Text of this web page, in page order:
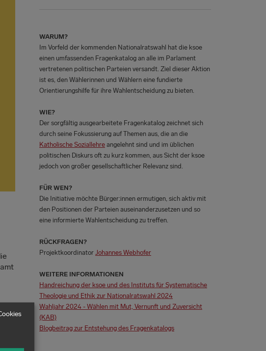
WARUM?
Im Vorfeld der kommenden Nationalratswahl hat die ksoe
einen umfassenden Fragenkatalog an alle im Parlament
vertretenen politischen Parteien versandt. Ziel dieser Aktion
ist es, den Wählerinnen und Wählern eine fundierte
Orientierungshilfe für ihre Wahlentscheidung zu bieten.
WIE?
Der sorgfältig ausgearbeitete Fragenkatalog zeichnet sich
durch seine Fokussierung auf Themen aus, die an die
Katholische Soziallehre angelehnt sind und im üblichen
politischen Diskurs oft zu kurz kommen, aus Sicht der ksoe
jedoch von großer gesellschaftlicher Relevanz sind.
FÜR WEN?
Die Initiative möchte Bürger:innen ermutigen, sich aktiv mit
den Positionen der Parteien auseinanderzusetzen und so
eine informierte Wahlentscheidung zu treffen.
RÜCKFRAGEN?
Projektkoordinator Johannes Webhofer
WEITERE INFORMATIONEN
Handreichung der ksoe und des Instituts für Systematische
Theologie und Ethik zur Nationalratswahl 2024
Wahljahr 2024 - Wählen mit Mut, Vernunft und Zuversicht
(KAB)
Blogbeitrag zur Entstehung des Fragenkatalogs